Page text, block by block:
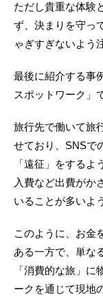
ただし貴重な体験
ず、決まりを守っ
ゃぎすぎないよう
最後に紹介する事
スポットワーク」
旅行先で働いて旅
せており、SNSで
「遠征」をする
入費など出費がか
いることが多いよ
このように、お金
ある一方で、単な
「消費的な旅」
ークを通じて現地